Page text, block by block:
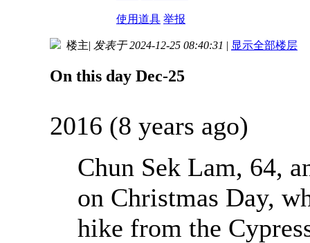
使用道具 举报
楼主| 发表于 2024-12-25 08:40:31 | 显示全部楼层
On this day Dec-25
2016 (8 years ago)
Chun Sek Lam, 64,
on Christmas Day,
hike from the